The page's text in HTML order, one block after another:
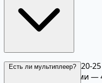
Основной сюжет — 20-
квестами и секретами —
Есть ли мультиплеер?